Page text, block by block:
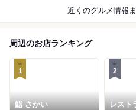
近くのグルメ情報
周辺のお店ランキング
1
鮨 さかい
2
レスト